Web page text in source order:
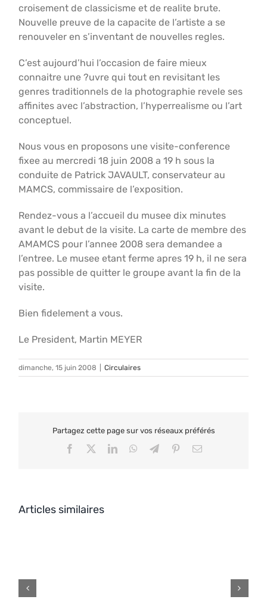
croisement de classicisme et de realite brute.
Nouvelle preuve de la capacite de l’artiste a se
renouveler en s’inventant de nouvelles regles.
C’est aujourd’hui l’occasion de faire mieux
connaitre une ?uvre qui tout en revisitant les
genres traditionnels de la photographie revele ses
affinites avec l’abstraction, l’hyperrealisme ou l’art
conceptuel.
Nous vous en proposons une visite-conference
fixee au mercredi 18 juin 2008 a 19 h sous la
conduite de Patrick JAVAULT, conservateur au
MAMCS, commissaire de l’exposition.
Rendez-vous a l’accueil du musee dix minutes
avant le debut de la visite. La carte de membre des
AMAMCS pour l’annee 2008 sera demandee a
l’entree. Le musee etant ferme apres 19 h, il ne sera
pas possible de quitter le groupe avant la fin de la
visite.
Bien fidelement a vous.
Le President, Martin MEYER
dimanche, 15 juin 2008 Circulaires
Partagez cette page sur vos réseaux préférés
Facebook LinkedInWhatsApp
TelegramPinterestEmail
Articles similaires